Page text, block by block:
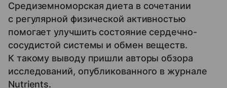
Средиземноморская диета в сочетании
с регулярной физической активностью
помогает улучшить состояние сердечно-
сосудистой системы и обмен веществ.
К такому выводу пришли авторы обзора
исследований, опубликованного в журнале
Nutrients.